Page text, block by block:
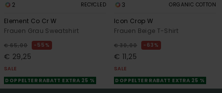
2 RECYCLED
Element Co Cr W
Frauen Grau Sweatshirt
€ 65,00 55%
€ 29,25
SALE
DOPPELTER RABATT EXTRA 25 %
3 ORGANIC COTTON
Icon Crop W
Frauen Beige T-Shirt
€ 30,00 63%
€ 11,25
SALE
DOPPELTER RABATT EXTRA 25 %